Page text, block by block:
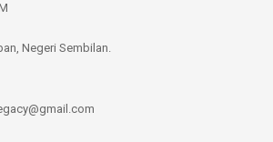
Negeri Sembilan.